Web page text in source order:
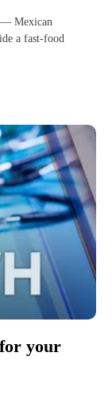
— Mexican
a fast-food
your